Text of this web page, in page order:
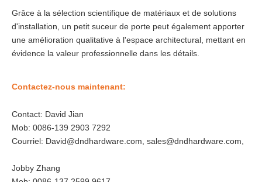
Grâce à la sélection scientifique de matériaux et de solutions
d'installation, un petit suceur de porte peut également apporter
une amélioration qualitative à l'espace architectural, mettant en
évidence la valeur professionnelle dans les détails.
Contactez-nous maintenant:
Contact: David Jian
Mob: 0086-139 2903 7292
Courriel: David@dndhardware.com, sales@dndhardware.com,
Jobby Zhang